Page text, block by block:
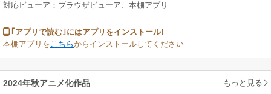
対応ビューア：ブラウザビューア、本棚アプリ
｢アプリで読む｣にはアプリをインストール!
本棚アプリをこちらからインストールしてください
2024年秋アニメ化作品 もっと見る